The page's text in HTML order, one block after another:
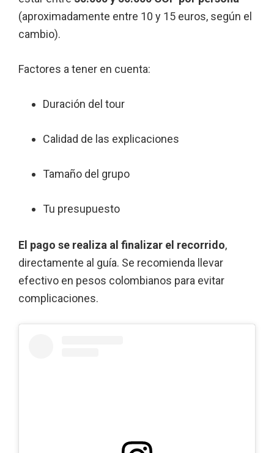
(aproximadamente entre 10 y 15 euros, según el
cambio).
Factores a tener en cuenta:
Duración del tour
Calidad de las explicaciones
Tamaño del grupo
Tu presupuesto
El pago se realiza al finalizar el recorrido,
directamente al guía. Se recomienda llevar
efectivo en pesos colombianos para evitar
complicaciones.